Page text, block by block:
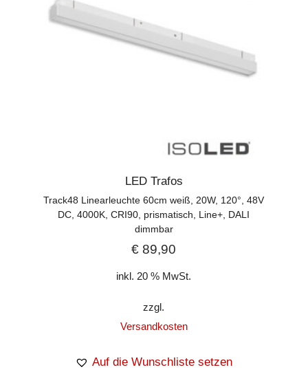
LED Trafos
Track48 Linearleuchte 60cm weiß, 20W, 120°, 48V
DC, 4000K, CRI90, prismatisch, Line+, DALI
dimmbar
€ 89,90
inkl. 20 % MwSt.
zzgl.
Versandkosten
Auf die Wunschliste setzen